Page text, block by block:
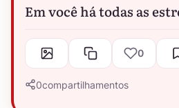
Em você há todas as
0
0compartilhamentos